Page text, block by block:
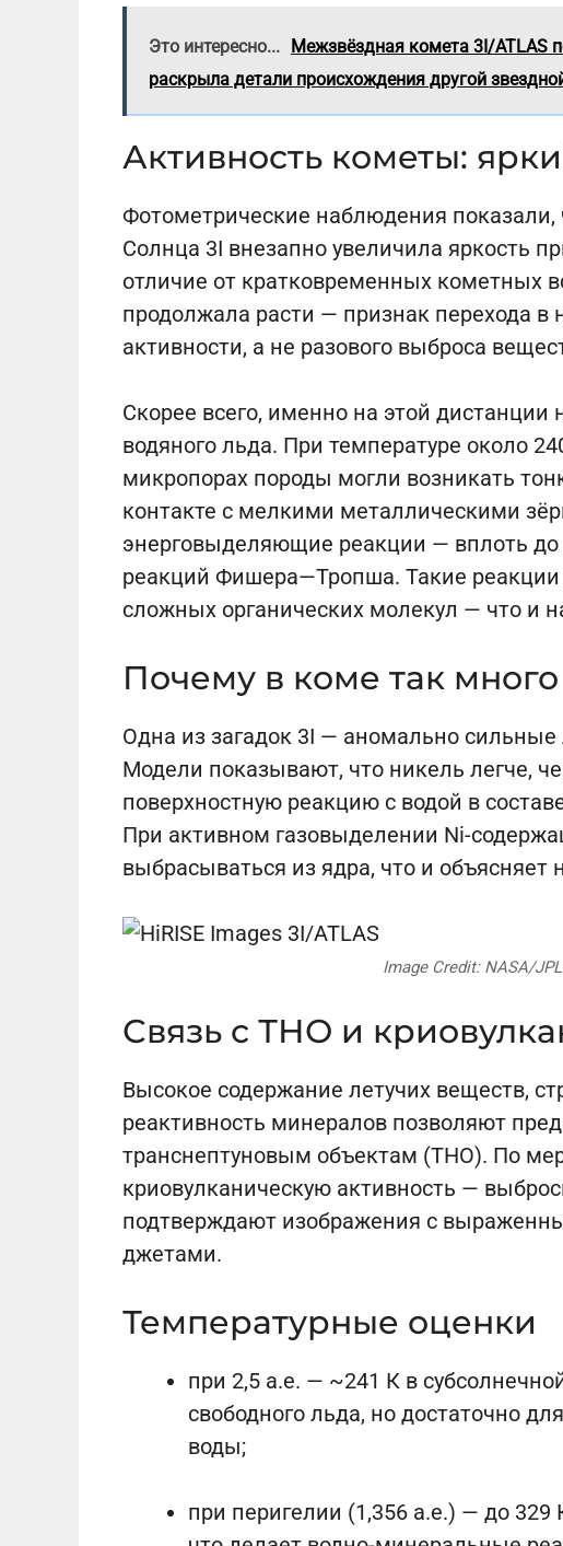
Это интересно...
Межзвёздная комета 3I/ATLAS
раскрыла детали происхождения другой
Активность кометы:
Фотометрические наблюдения показали,
Солнца 3I внезапно увеличила яркость
отличие от кратковременных кометных
продолжала расти — признак перехода
активности, а не разового выброса
Скорее всего, именно на этой дистанции
водяного льда. При температуре около
микропорах породы могли возникать
контакте с мелкими металлическими
энерговыделяющие реакции — вплоть до
реакций Фишера—Тропша. Такие реакции
сложных органических молекул — что и
Почему в коме так
Одна из загадок 3I — аномально сильные
Модели показывают, что никель легче,
поверхностную реакцию с водой в
При активном газовыделении Ni-
выбрасываться из ядра, что и
Image Credit: NASA/
Связь с ТНО и
Высокое содержание летучих веществ,
реактивность минералов позволяют
транснептуновым объектам (ТНО). По
криовулканическую активность —
подтверждают изображения с
джетами.
Температурные оценки
при 2,5 а.е. — ~241 К в
свободного льда, но достаточно
воды;
при перигелии (1,356 а.е.) — до